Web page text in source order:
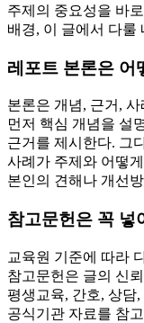
주제의 중요성을 바
배경, 이 글에서 다룰
레포트 본론은 어
본론은 개념, 근거,
먼저 핵심 개념을 설
근거를 제시한다. 그
사례가 주제와 어떻
본인의 견해나 개선
참고문헌은 꼭 넣
교육원 기준에 따라
참고문헌은 글의 신
평생교육, 간호, 상담
공식기관 자료를 참